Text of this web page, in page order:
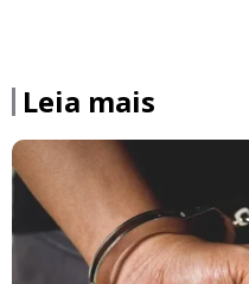
Leia mais